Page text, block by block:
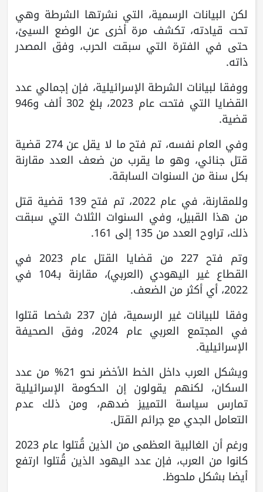
لكن البيانات الرسمية، التي نشرتها الشرطة وهي
تحت قيادته، تكشف مرة أخرى عن الوضع السيئ،
حتى في الفترة التي سبقت الحرب، وفق المصدر
ذاته.
ووفقا لبيانات الشرطة الإسرائيلية، فإن إجمالي عدد
القضايا التي فتحت عام 2023، بلغ 302 ألف و946
قضية.
وفي العام نفسه، تم فتح ما لا يقل عن 274 قضية
قتل جنائي، وهو ما يقرب من ضعف العدد مقارنة
بكل سنة من السنوات السابقة.
وللمقارنة، في عام 2022، تم فتح 139 قضية قتل
من هذا القبيل، وفي السنوات الثلاث التي سبقت
ذلك، تراوح العدد من 135 إلى 161.
وتم فتح 227 من قضايا القتل عام 2023 في
القطاع غير اليهودي (العربي)، مقارنة بـ104 في
2022، أي أكثر من الضعف.
وفقا للبيانات غير الرسمية، فإن 237 شخصا قتلوا
في المجتمع العربي عام 2024، وفق الصحيفة
الإسرائيلية.
ويشكل العرب داخل الخط الأخضر نحو 21% من عدد
السكان، لكنهم يقولون إن الحكومة الإسرائيلية
تمارس سياسة التمييز ضدهم، ومن ذلك عدم
التعامل الجدي مع جرائم القتل.
ورغم أن الغالبية العظمى من الذين قُتلوا عام 2023
كانوا من العرب، فإن عدد اليهود الذين قُتلوا ارتفع
أيضا بشكل ملحوظ.